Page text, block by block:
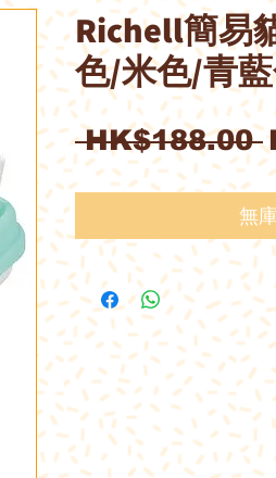
Richell簡易
色/米色/青
HK$188.00
無